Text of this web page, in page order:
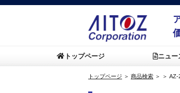
トップページ ニュー
トップページ ＞ 商品検索 ＞ ＞ AZ-